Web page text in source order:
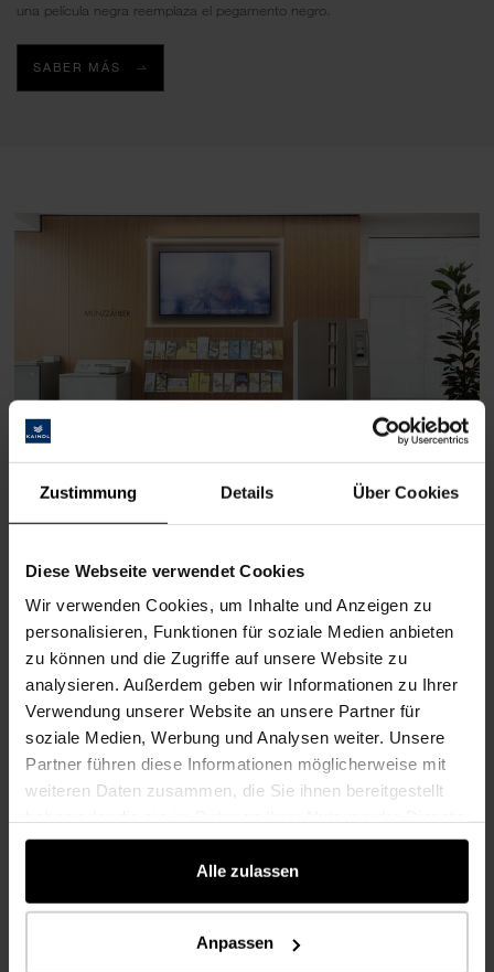
Zustimmung Details Über Cookies
Diese Webseite verwendet Cookies
Wir verwenden Cookies, um Inhalte und Anzeigen zu
personalisieren, Funktionen für soziale Medien anbieten
zu können und die Zugriffe auf unsere Website zu
analysieren. Außerdem geben wir Informationen zu Ihrer
Verwendung unserer Website an unsere Partner für
soziale Medien, Werbung und Analysen weiter. Unsere
Partner führen diese Informationen möglicherweise mit
weiteren Daten zusammen, die Sie ihnen bereitgestellt
gesammelt haben.
Alle zulassen
Anpassen
una película negra reemplaza el pegamento negro.
SABER MÁS
Raiffeisenbank Hermagor
Hermagor se utilizaron tableros enchapados en diseño American Cherry.
REFERENCIA